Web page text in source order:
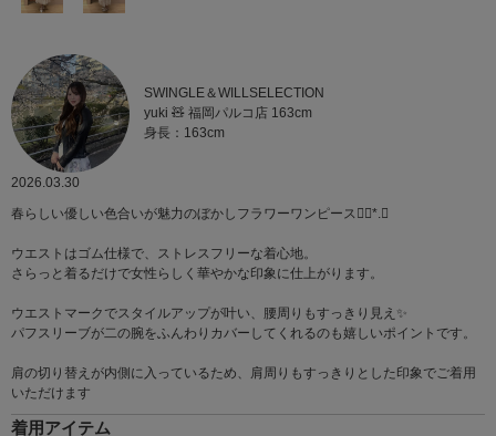
SWINGLE＆WILLSELECTION
yuki 🧸 福岡パルコ店 163cm
身長：163cm
2026.03.30
春らしい優しい色合いが魅力のぼかしフラワーワンピース❁⃘*.ﾟ
ウエストはゴム仕様で、ストレスフリーな着心地。
さらっと着るだけで女性らしく華やかな印象に仕上がります。
ウエストマークでスタイルアップが叶い、腰周りもすっきり見え✨️
パフスリーブが二の腕をふんわりカバーしてくれるのも嬉しいポイントです。
肩の切り替えが内側に入っているため、肩周りもすっきりとした印象でご着用
いただけます
着用アイテム